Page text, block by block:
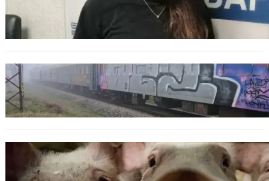
Варненска ученичка създаде интерактивна
карта за сигнали за проблеми с боклука
ОБЩЕСТВО
Бързият влак София – Варна блъсна и уби
жена край гара Бутово
БЪЛГАРИЯ
БАБХ регистрира огнище на африканска
чума по свинете в стопанство край Варна